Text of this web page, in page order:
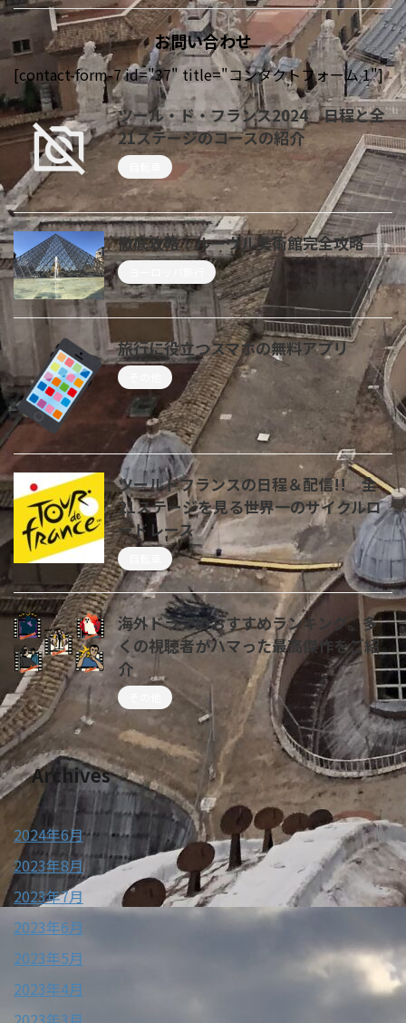
お問い合わせ
[contact-form-7 id="37" title="コンタクトフォーム 1"]
ツール・ド・フランス2024 日程と全
21ステージのコースの紹介
徹底攻略！ルーヴル美術館完全攻略
旅行に役立つスマホの無料アプリ
ツールドフランスの日程＆配信!! 全
21ステージを見る世界一のサイクルロ
ードレース
海外ドラマのおすすめランキング。多
くの視聴者がハマった最高傑作をご紹
介
Archives
2024年6月
2023年8月
2023年7月
2023年6月
2023年5月
2023年4月